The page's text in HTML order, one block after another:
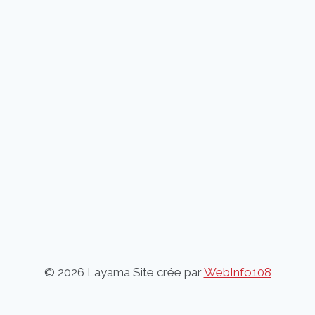
© 2026 Layama Site crée parWebInfo108